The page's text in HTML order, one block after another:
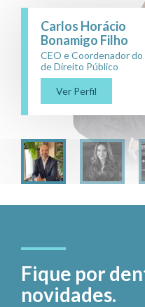
Carlos Horácio
Bonamigo Filho
CEO e Coordenador
de Direito Público
Ver Perfil
Fique por
novidades.